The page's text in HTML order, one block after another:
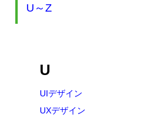
U～Z
U
UIデザイン
UXデザイン